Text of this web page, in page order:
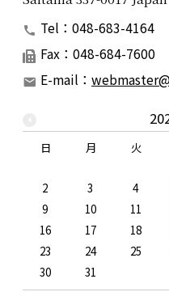
Tel：048-683-4164
Fax：048-684-7600
E-mail：
日 月 火
2
3 4
9
10 11
16
17 18
23
24 25
30
31